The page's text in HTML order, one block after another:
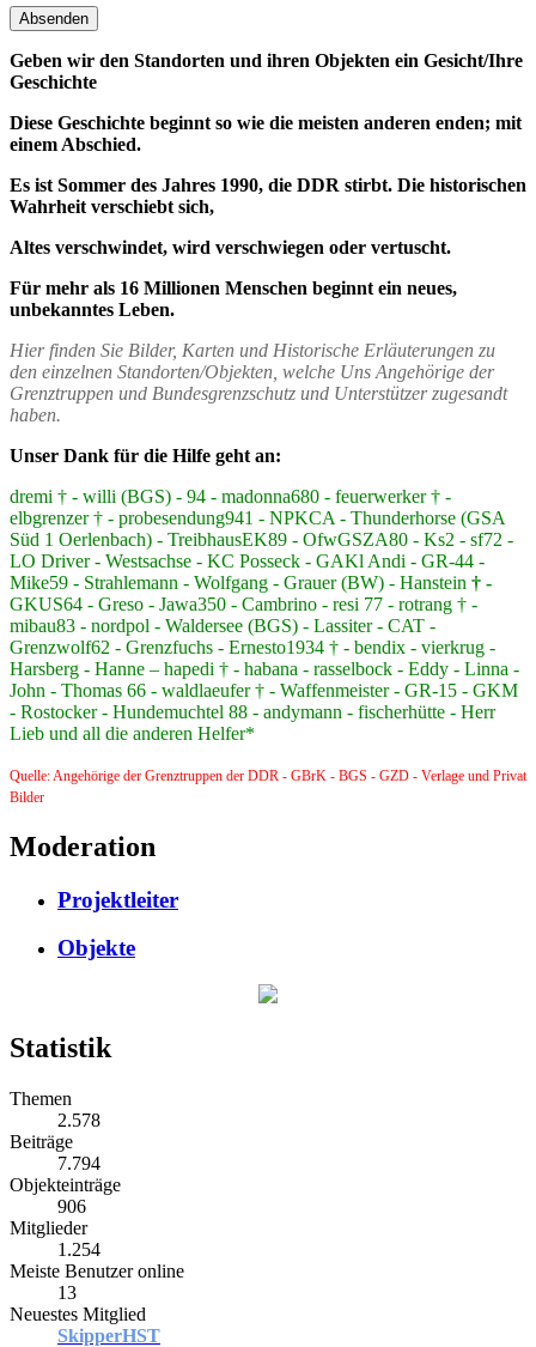
Geben wir den Standorten und ihren Objekten ein Gesicht/Ihre
Geschichte
Diese Geschichte beginnt so wie die meisten anderen enden; mit
einem Abschied.
Es ist Sommer des Jahres 1990, die DDR stirbt. Die historischen
Wahrheit verschiebt sich,
Altes verschwindet, wird verschwiegen oder vertuscht.
Für mehr als 16 Millionen Menschen beginnt ein neues,
unbekanntes Leben.
Hier finden Sie Bilder, Karten und Historische Erläuterungen zu
den einzelnen Standorten/Objekten, welche Uns Angehörige der
Grenztruppen und Bundesgrenzschutz und Unterstützer zugesandt
haben.
Unser Dank für die Hilfe geht an:
dremi † - willi (BGS) - 94 - madonna680 - feuerwerker † -
elbgrenzer † - probesendung941 - NPKCA - Thunderhorse (GSA
Süd 1 Oerlenbach) - TreibhausEK89 - OfwGSZA80 - Ks2 - sf72 -
LO Driver - Westsachse - KC Posseck - GAKl Andi - GR-44 -
Mike59 - Strahlemann - Wolfgang - Grauer (BW) - Hanstein † -
GKUS64 - Greso - Jawa350 - Cambrino - resi 77 - rotrang † -
mibau83 - nordpol - Waldersee (BGS) - Lassiter - CAT -
Grenzwolf62 - Grenzfuchs - Ernesto1934 † - bendix - vierkrug -
Harsberg - Hanne – hapedi † - habana - rasselbock - Eddy - Linna -
John - Thomas 66 - waldlaeufer † - Waffenmeister - GR-15 - GKM
- Rostocker - Hundemuchtel 88 - andymann - fischerhütte - Herr
Lieb und all die anderen Helfer*
Quelle: Angehörige der Grenztruppen der DDR - GBrK - BGS - GZD - Verlage und Privat
Bilder
Moderation
Projektleiter
Objekte
Statistik
Themen
2.578
Beiträge
7.794
Objekteinträge
906
Mitglieder
1.254
Meiste Benutzer online
13
Neuestes Mitglied
SkipperHST